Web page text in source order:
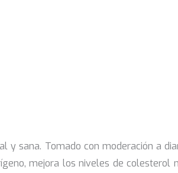
y sana. Tomado con moderación a
mejora los niveles de colesterol